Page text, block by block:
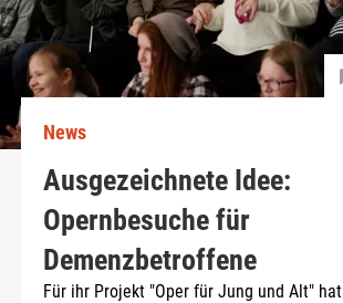
News
Ausgezeichnete Idee:
Opernbesuche für
Demenzbetroffene
Für ihr Projekt "Oper für Jung und Alt" hat